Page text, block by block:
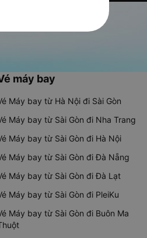
máy bay
Máy bay từ Hà Nội đi Sài Gòn
Máy bay từ Sài Gòn đi Nha Trang
Máy bay từ Sài Gòn đi Hà Nội
Máy bay từ Sài Gòn đi Đà Nẵng
Máy bay từ Sài Gòn đi Đà Lạt
Máy bay từ Sài Gòn đi PleiKu
Máy bay từ Sài Gòn đi Buôn Ma